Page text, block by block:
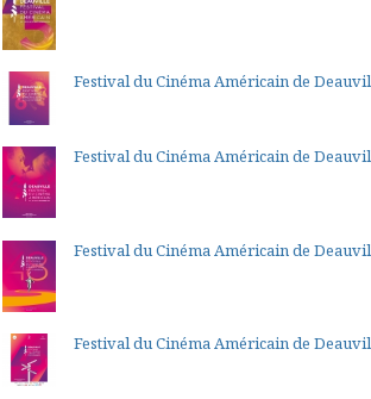
Festival du Cinéma Américain de
Festival du Cinéma Américain de
Festival du Cinéma Américain de
Festival du Cinéma Américain de